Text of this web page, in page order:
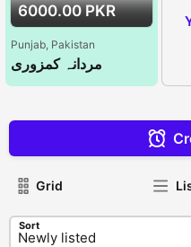
6000.00 PKR
Punjab, Pakistan
مردانہ کمزوری
Grid
Sort